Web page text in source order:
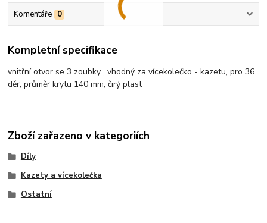
Komentáře 0
Kompletní specifikace
vnitřní otvor se 3 zoubky , vhodný za vícekolečko - kazetu, pro 36
děr, průměr krytu 140 mm, čirý plast
Zboží zařazeno v kategoriích
Díly
Kazety a vícekolečka
Ostatní